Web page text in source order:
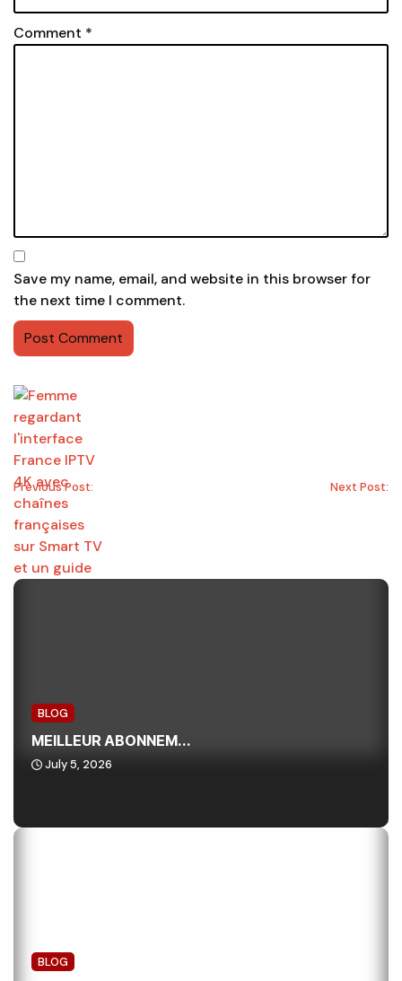
Comment *
Save my name, email, and website in this browser for
the next time I comment.
Previous Post: Next Post:
BLOG
MEILLEUR ABONNEM...
July 5, 2026
BLOG